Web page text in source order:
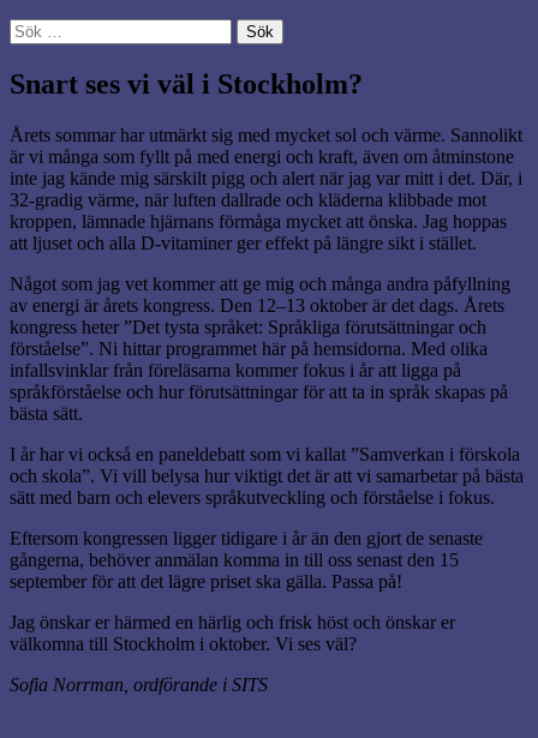
Sök
efter:
Snart ses vi väl i Stockholm?
Årets sommar har utmärkt sig med mycket sol och värme. Sannolikt
är vi många som fyllt på med energi och kraft, även om åtminstone
inte jag kände mig särskilt pigg och alert när jag var mitt i det. Där, i
32-gradig värme, när luften dallrade och kläderna klibbade mot
kroppen, lämnade hjärnans förmåga mycket att önska. Jag hoppas
att ljuset och alla D-vitaminer ger effekt på längre sikt i stället.
Något som jag vet kommer att ge mig och många andra påfyllning
av energi är årets kongress. Den 12–13 oktober är det dags. Årets
kongress heter ”Det tysta språket: Språkliga förutsättningar och
förståelse”. Ni hittar programmet här på hemsidorna. Med olika
infallsvinklar från föreläsarna kommer fokus i år att ligga på
språkförståelse och hur förutsättningar för att ta in språk skapas på
bästa sätt.
I år har vi också en paneldebatt som vi kallat ”Samverkan i förskola
och skola”. Vi vill belysa hur viktigt det är att vi samarbetar på bästa
sätt med barn och elevers språkutveckling och förståelse i fokus.
Eftersom kongressen ligger tidigare i år än den gjort de senaste
gångerna, behöver anmälan komma in till oss senast den 15
september för att det lägre priset ska gälla. Passa på!
Jag önskar er härmed en härlig och frisk höst och önskar er
välkomna till Stockholm i oktober. Vi ses väl?
Sofia Norrman, ordförande i SITS